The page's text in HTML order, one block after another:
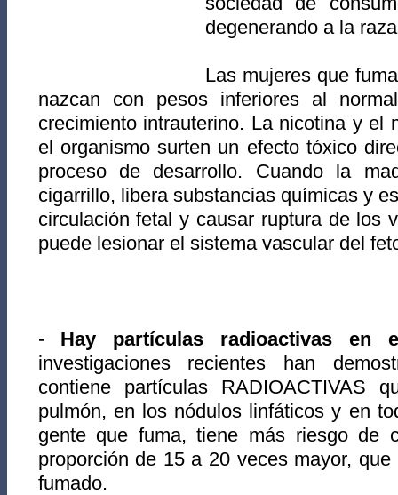
degenerando a la
Las mujeres que
nazcan con pesos inferiores al
crecimiento intrauterino. La nicotina y el
el organismo surten un efecto tóxico
proceso de desarrollo. Cuando la
cigarrillo, libera substancias químicas y
circulación fetal y causar ruptura de los
puede lesionar el sistema vascular del
- Hay partículas radioactivas en
investigaciones recientes han
contiene partículas RADIOACTIVAS
pulmón, en los nódulos linfáticos y en
gente que fuma, tiene más riesgo de
proporción de 15 a 20 veces mayor,
fumado.